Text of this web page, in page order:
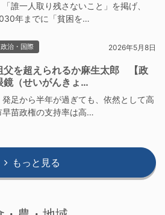
誰一人取り残さないこと」を掲げ、
年までに「貧困を…
政治・国際 2026年5月8日
父を超えられるか麻生太郎 【政
鏡（せいがんきょ…
足から半年が過ぎても、依然として高
早苗政権の支持率は高…
もっと見る